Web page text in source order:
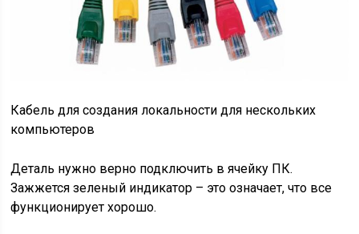
Кабель для создания локальности для нескольких
компьютеров
Деталь нужно верно подключить в ячейку ПК.
Зажжется зеленый индикатор – это означает, что все
функционирует хорошо.